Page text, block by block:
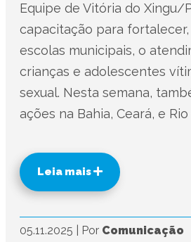
Equipe de Vitória do Xingu/
capacitação para
escolas municipais, o
crianças e adolescentes
sexual. Nesta semana,
ações na Bahia, Ceará, e
Leia mais
05.11.2025 Por Comunicação